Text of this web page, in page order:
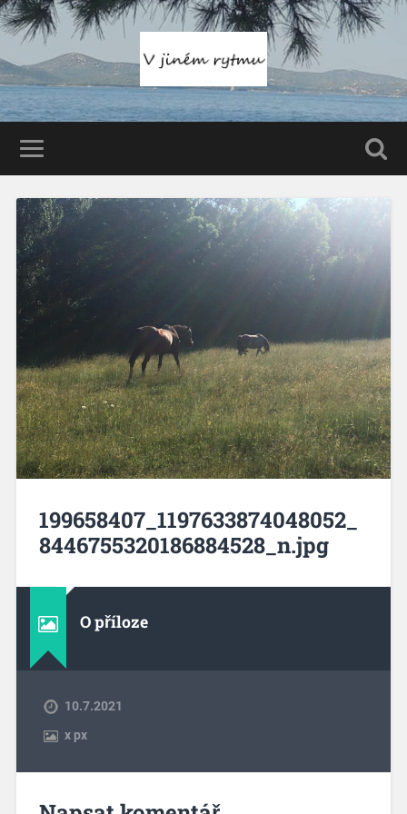
199658407_1197633874048052_
8446755320186884528_n.jpg
O příloze
10.7.2021
xpx